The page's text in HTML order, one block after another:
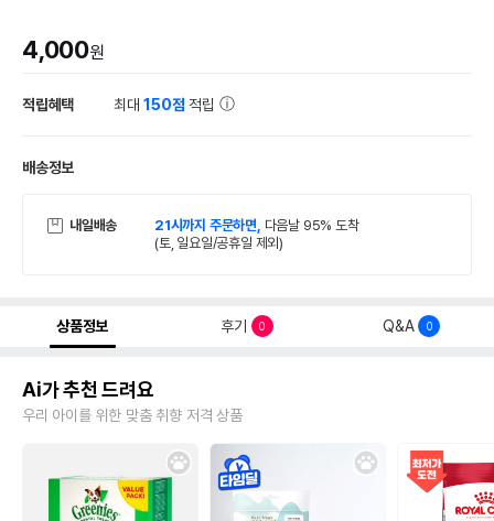
4,000원
적립혜택 최대150점 적립
배송정보
내일배송 21시까지 주문하면, 다음날 95% 도착
(토, 일요일/공휴일 제외)
상품정보 후기 0 Q&A 0
Ai가 추천 드려요
우리 아이를 위한 맞춤 취향 저격 상품